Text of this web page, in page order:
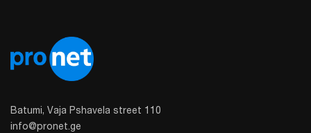
Batumi, Vaja Pshavela street 110
info@pronet.ge